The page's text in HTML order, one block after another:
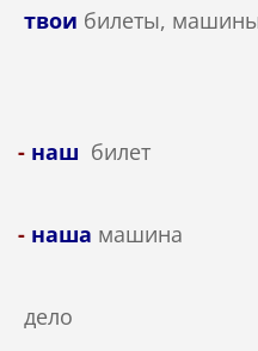
твои билеты,
- наш билет
-наша машина
делo